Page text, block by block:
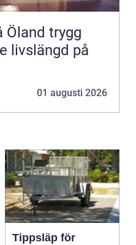
trygg
livslängd på
01 augusti 2026
Tippsläp för